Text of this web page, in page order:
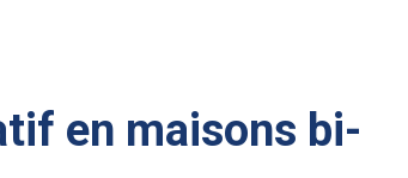
en maisons bi-